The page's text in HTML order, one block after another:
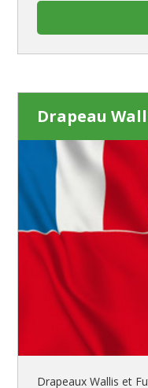
Drapeau
Drapeaux Wallis et